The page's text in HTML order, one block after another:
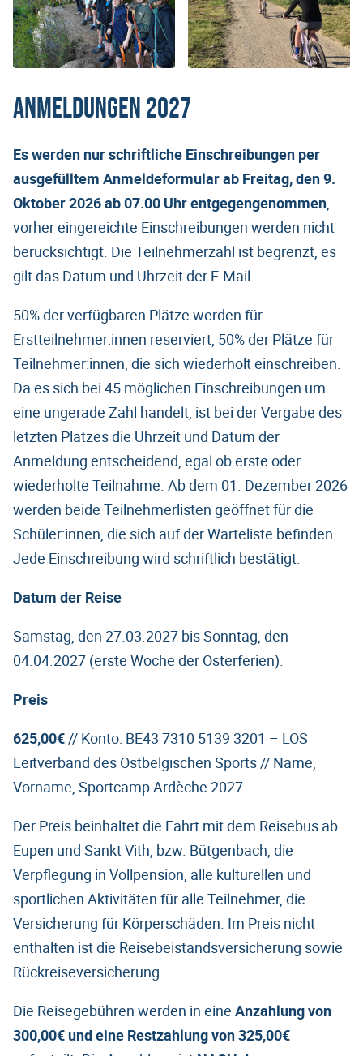
Anmeldungen 2027
Es werden nur schriftliche Einschreibungen per
ausgefülltem Anmeldeformular ab Freitag, den 9.
Oktober 2026 ab 07.00 Uhr entgegengenommen,
vorher eingereichte Einschreibungen werden nicht
berücksichtigt. Die Teilnehmerzahl ist begrenzt, es
gilt das Datum und Uhrzeit der E-Mail.
50% der verfügbaren Plätze werden für
Erstteilnehmer:innen reserviert, 50% der Plätze für
Teilnehmer:innen, die sich wiederholt einschreiben.
Da es sich bei 45 möglichen Einschreibungen um
eine ungerade Zahl handelt, ist bei der Vergabe des
letzten Platzes die Uhrzeit und Datum der
Anmeldung entscheidend, egal ob erste oder
wiederholte Teilnahme. Ab dem 01. Dezember 2026
werden beide Teilnehmerlisten geöffnet für die
Schüler:innen, die sich auf der Warteliste befinden.
Jede Einschreibung wird schriftlich bestätigt.
Datum der Reise
Samstag, den 27.03.2027 bis Sonntag, den
04.04.2027 (erste Woche der Osterferien).
Preis
625,00€// Konto: BE43 7310 5139 3201 – LOS
Leitverband des Ostbelgischen Sports // Name,
Vorname, Sportcamp Ardèche 2027
Der Preis beinhaltet die Fahrt mit dem Reisebus ab
Eupen und Sankt Vith, bzw. Bütgenbach, die
Verpflegung in Vollpension, alle kulturellen und
sportlichen Aktivitäten für alle Teilnehmer, die
Versicherung für Körperschäden. Im Preis nicht
enthalten ist die Reisebeistandsversicherung sowie
Rückreiseversicherung.
Die Reisegebühren werden in eine Anzahlung von
300,00€ und eine Restzahlung von 325,00€